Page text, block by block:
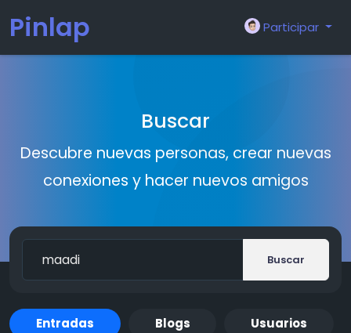
Pinlap Participar
Buscar
Descubre nuevas personas, crear nuevas
conexiones y hacer nuevos amigos
Buscar
Entradas Blogs Usuarios